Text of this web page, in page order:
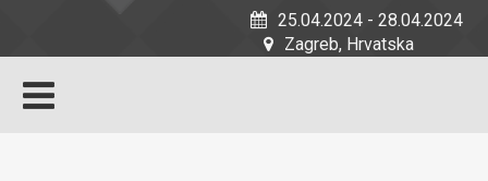
25.04.2024 - 28.04.2024
Zagreb, Hrvatska